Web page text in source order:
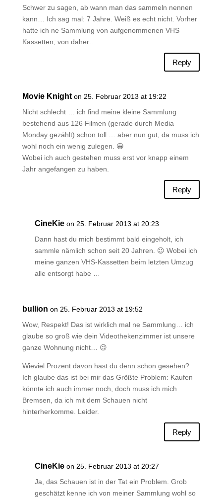
Schwer zu sagen, ab wann man das sammeln nennen
kann… Ich sag mal: 7 Jahre. Weiß es echt nicht. Vorher
hatte ich ne Sammlung von aufgenommenen VHS
Kassetten, von daher…
Reply
Movie Knight on 25. Februar 2013 at 19:22
Nicht schlecht … ich find meine kleine Sammlung
bestehend aus 126 Filmen (gerade durch Media
Monday gezählt) schon toll … aber nun gut, da muss ich
wohl noch ein wenig zulegen. 😀
Wobei ich auch gestehen muss erst vor knapp einem
Jahr angefangen zu haben.
Reply
CineKie on 25. Februar 2013 at 20:23
Dann hast du mich bestimmt bald eingeholt, ich
sammle nämlich schon seit 20 Jahren. 😉 Wobei ich
meine ganzen VHS-Kassetten beim letzten Umzug
alle entsorgt habe …
bullion on 25. Februar 2013 at 19:52
Wow, Respekt! Das ist wirklich mal ne Sammlung… ich
glaube so groß wie dein Videothekenzimmer ist unsere
ganze Wohnung nicht… 😉
Wieviel Prozent davon hast du denn schon gesehen?
Ich glaube das ist bei mir das Größte Problem: Kaufen
könnte ich auch immer noch, doch muss ich mich
Bremsen, da ich mit dem Schauen nicht
hinterherkomme. Leider.
Reply
CineKie on 25. Februar 2013 at 20:27
Ja, das Schauen ist in der Tat ein Problem. Grob
geschätzt kenne ich von meiner Sammlung wohl so